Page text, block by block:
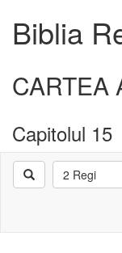
Biblia
CARTEA
Capitolul 15
2 Regi